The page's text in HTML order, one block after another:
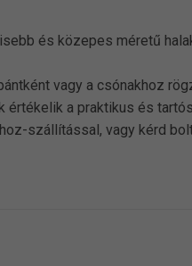
és közepes méretű
vagy a csónakhoz
értékelik a praktikus és
szállítással, vagy kérd